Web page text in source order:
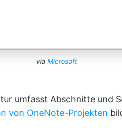
via Microsoft
umfasst Abschnitte und
von OneNote-Projekten